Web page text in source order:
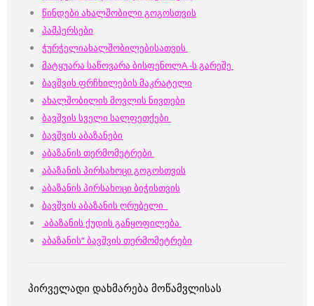
წინდები ახალშობილი გოგოსთვის
პამპერსები
ჭურჭელიახალშობილებისათვის
მატყუარა საწოვარა ბისფენოლA -ს გარეშე
ბავშვის ფრჩხილების მაკრატელი
ახალშობილის მოვლის ნივთები
ბავშვის სველი სალფეთქები
ბავშვის აბაზანები
აბაზანის თერმომეტრები
აბაზანის პირსახოცი გოგოსთვის
აბაზანის პირსახოცი ბიჭისთვის
ბავშვის აბაზანის ღრუბელი
აბაზანის ქუდის განყოფილება
აბაზანის“ ბავშვის თერმომეტრები
პირველადი დახმარება მოწამვლისას